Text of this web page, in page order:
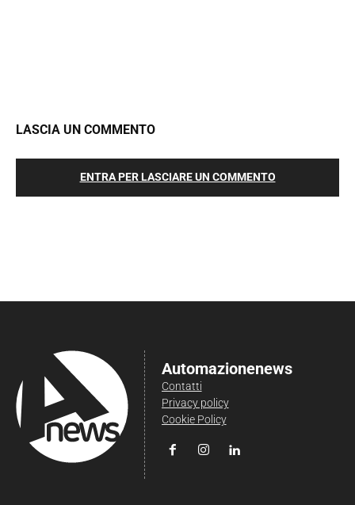
LASCIA UN COMMENTO
ENTRA PER LASCIARE UN COMMENTO
Automazionenews
Contatti
Privacy policy
Cookie Policy